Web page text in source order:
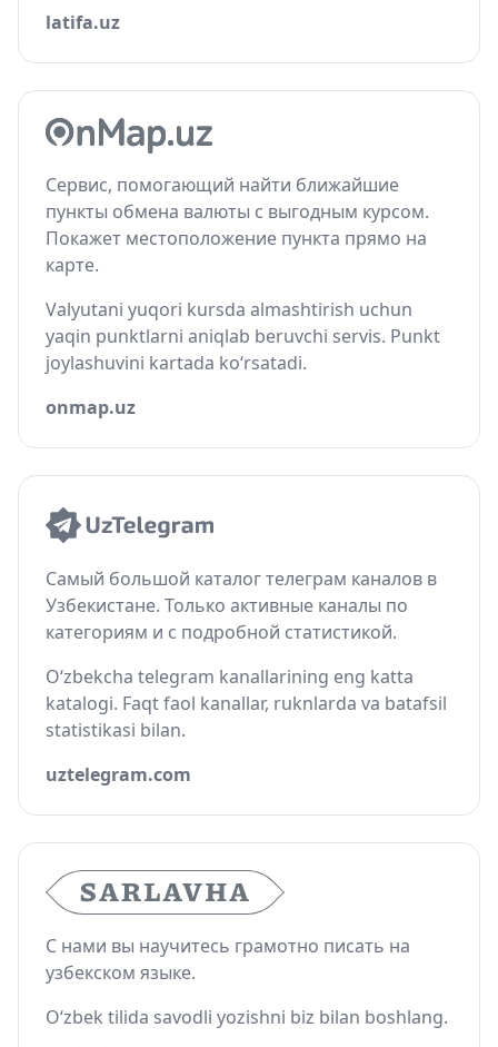
latifa.uz
Сервис, помогающий найти ближайшие
пункты обмена валюты с выгодным курсом.
Покажет местоположение пункта прямо на
карте.
Valyutani yuqori kursda almashtirish uchun
yaqin punktlarni aniqlab beruvchi servis. Punkt
joylashuvini kartada ko‘rsatadi.
onmap.uz
Самый большой каталог телеграм каналов в
Узбекистане. Только активные каналы по
категориям и с подробной статистикой.
O‘zbekcha telegram kanallarining eng katta
katalogi. Faqt faol kanallar, ruknlarda va batafsil
statistikasi bilan.
uztelegram.com
С нами вы научитесь грамотно писать на
узбекском языке.
O‘zbek tilida savodli yozishni biz bilan boshlang.